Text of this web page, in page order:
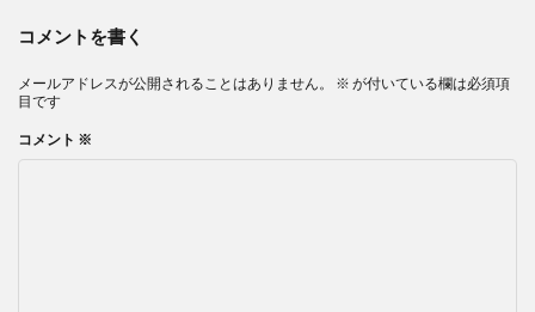
コメントを書く
メールアドレスが公開されることはありません。 ※ が付いている欄は必須項
目です
コメント ※